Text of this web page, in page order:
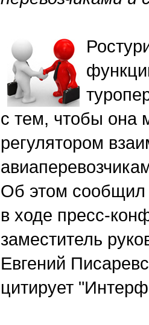
с тем, чтобы она
регулятором
Об этом сообщил
в ходе пресс-
заместитель
Евгений
цитирует